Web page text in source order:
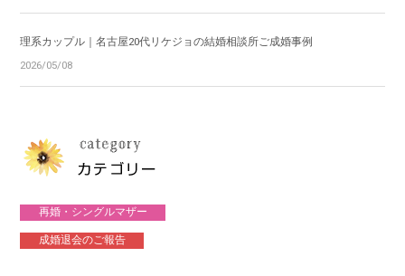
理系カップル｜名古屋20代リケジョの結婚相談所ご成婚事例
2026/05/08
再婚・シングルマザー
成婚退会のご報告